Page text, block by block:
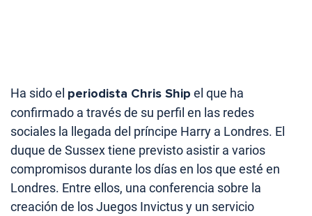
Ha sido el periodista Chris Ship el que ha
confirmado a través de su perfil en las redes
sociales la llegada del príncipe Harry a Londres. El
duque de Sussex tiene previsto asistir a varios
compromisos durante los días en los que esté en
Londres. Entre ellos, una conferencia sobre la
creación de los Juegos Invictus y un servicio